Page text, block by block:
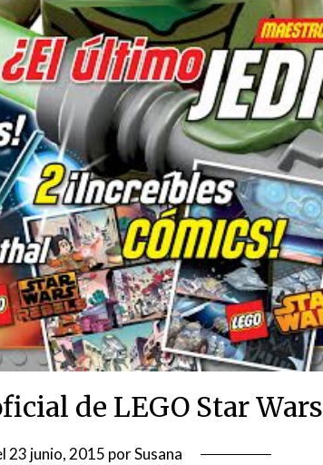
de LEGO Star Wars
23 junio, 2015 porSusana